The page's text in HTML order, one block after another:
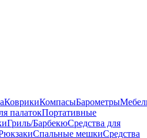
КоврикиКомпасыБарометры
палатокПортативные
Гриль/БарбекюСредства для
Спальные мешкиСредства